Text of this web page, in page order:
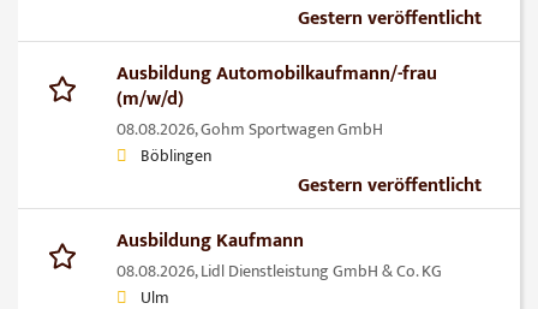
Gestern veröffentlicht
Ausbildung Automobilkaufmann/-frau
(m/w/d)
08.08.2026,Gohm Sportwagen GmbH
Böblingen
Gestern veröffentlicht
Ausbildung Kaufmann
08.08.2026,Lidl Dienstleistung GmbH & Co. KG
Ulm